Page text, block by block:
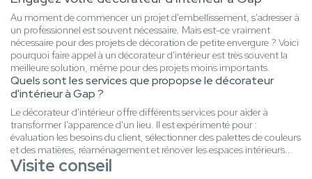
Au moment de commencer un projet d'embellissement, s'adresser à
un professionnel est souvent nécessaire. Mais est-ce vraiment
nécessaire pour des projets de décoration de petite envergure ? Voici
pourquoi faire appel à un décorateur d'intérieur est très souvent la
meilleure solution, même pour des projets moins importants.
Quels sont les services que propopse le décorateur
d'intérieur à Gap ?
Le décorateur d'intérieur offre différents services pour aider à
transformer l'apparence d'un lieu. Il est expérimenté pour :
évaluation les besoins du client, sélectionner des palettes de couleurs
et des matières, réaménagement et rénover les espaces intérieurs...
Visite conseil